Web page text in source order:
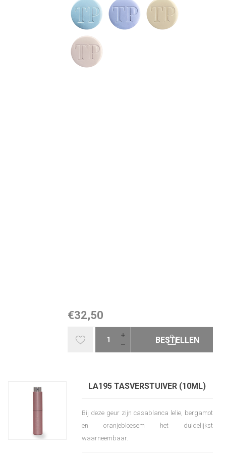
€32,50
BESTELLEN
LA195 TASVERSTUIVER (10ML)
Bij deze geur zijn casablanca lelie, bergamot
en oranjebloesem het duidelijkst
waarneembaar.